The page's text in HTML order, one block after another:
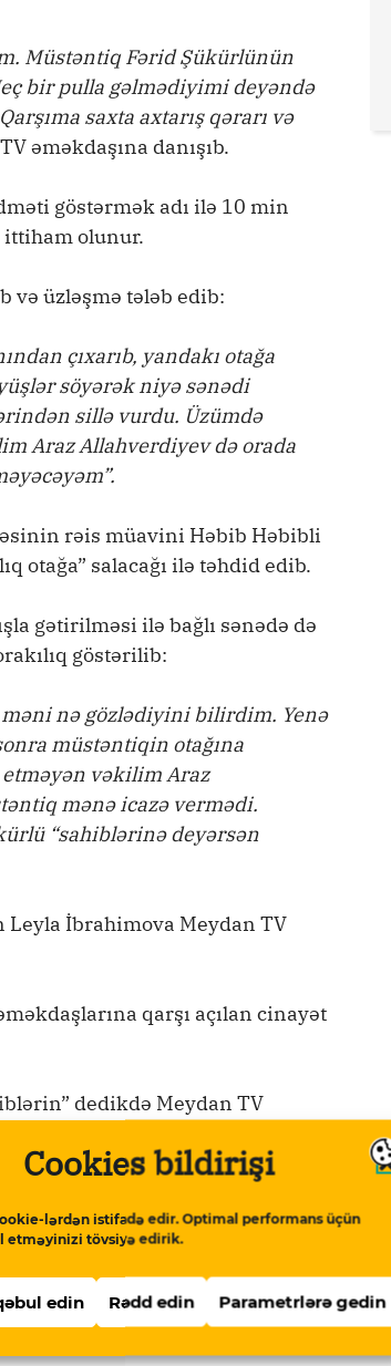
Cookies bildirişi
lərdən istifadə edir. Optimal performans üçün
etməyinizi tövsiyə edirik.
edin Rədd edin Parametrlərə gedin
Müstəntiq Fərid Şükürlünün
bir pulla gəlmədiyimi deyəndə
saxta axtarış qərarı və
əməkdaşına danışıb.
göstərmək adı ilə 10 min
ittiham olunur.
və üzləşmə tələb edib:
çıxarıb, yandakı otağa
söyərək niyə sənədi
sillə vurdu. Üzümdə
Araz Allahverdiyev də orada
rəis müavini Həbib Həbibli
otağa” salacağı ilə təhdid edib.
gətirilməsi ilə bağlı sənədə də
göstərilib:
məni nə gözlədiyini bilirdim. Yenə
müstəntiqin otağına
etməyən vəkilim Araz
mənə icazə vermədi.
“sahiblərinə deyərsən
Leyla İbrahimova Meydan TV
qarşı açılan cinayət
dedikdə Meydan TV
birbaşa BŞBPİ-yə müstəntiq
Şükürlü sanksiya
pisləyin ki, irəli gedək” deyə